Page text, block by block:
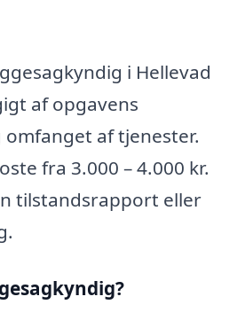
i Hellevad
af opgavens
af tjenester.
fra 3.000 – 4.000 kr.
tilstandsrapport eller
?